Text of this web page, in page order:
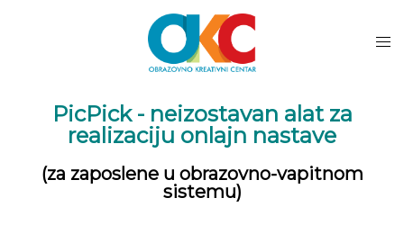
PicPick - neizostavan alat za
realizaciju onlajn nastave
(za zaposlene u obrazovno-vapitnom
sistemu)